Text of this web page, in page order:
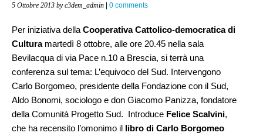
5 Ottobre 2013 by c3dem_admin | 0 comments
Per iniziativa della Cooperativa Cattolico-democratica di
Culturamartedì 8 ottobre, alle ore 20.45 nella sala
Bevilacqua di via Pace n.10 a Brescia, si terrà una
conferenza sul tema: L’equivoco del Sud. Intervengono
Carlo Borgomeo, presidente della Fondazione con il Sud,
Aldo Bonomi, sociologo e don Giacomo Panizza, fondatore
della Comunità Progetto Sud. Introduce Felice Scalvini,
che ha recensito l’omonimo il libro di Carlo Borgomeo